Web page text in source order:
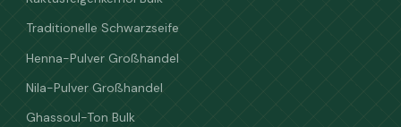
Traditionelle Schwarzseife
Henna-Pulver Großhandel
Nila-Pulver Großhandel
Ghassoul-Ton Bulk